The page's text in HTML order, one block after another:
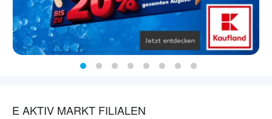
E AKTIV MARKT FILIALEN